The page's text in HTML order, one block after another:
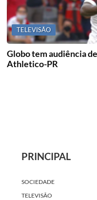
TELEVISÃO
Globo tem audiência
Athletico-PR
PRINCIPAL
SOCIEDADE
TELEVISÃO